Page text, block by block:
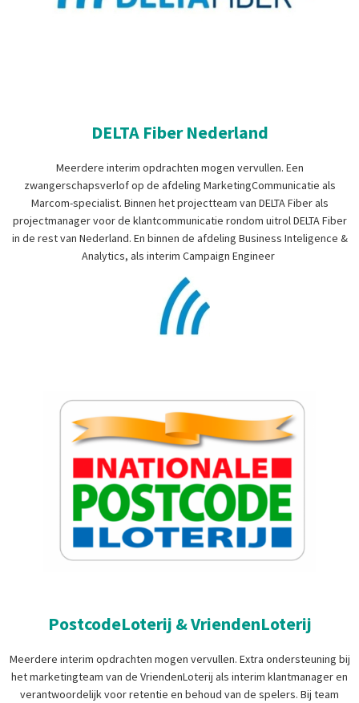
DELTA Fiber Nederland
Meerdere interim opdrachten mogen vervullen. Een
zwangerschapsverlof op de afdeling MarketingCommunicatie als
Marcom-specialist. Binnen het projectteam van DELTA Fiber als
projectmanager voor de klantcommunicatie rondom uitrol DELTA Fiber
in de rest van Nederland. En binnen de afdeling Business Inteligence &
Analytics, als interim Campaign Engineer
PostcodeLoterij & VriendenLoterij
Meerdere interim opdrachten mogen vervullen. Extra ondersteuning bij
het marketingteam van de VriendenLoterij als interim klantmanager en
verantwoordelijk voor retentie en behoud van de spelers. Bij team